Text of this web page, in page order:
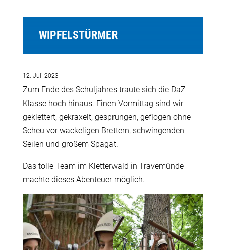
WIPFELSTÜRMER
12. Juli 2023
Zum Ende des Schuljahres traute sich die DaZ-
Klasse hoch hinaus. Einen Vormittag sind wir
geklettert, gekraxelt, gesprungen, geflogen ohne
Scheu vor wackeligen Brettern, schwingenden
Seilen und großem Spagat.
Das tolle Team im Kletterwald in Travemünde
machte dieses Abenteuer möglich.